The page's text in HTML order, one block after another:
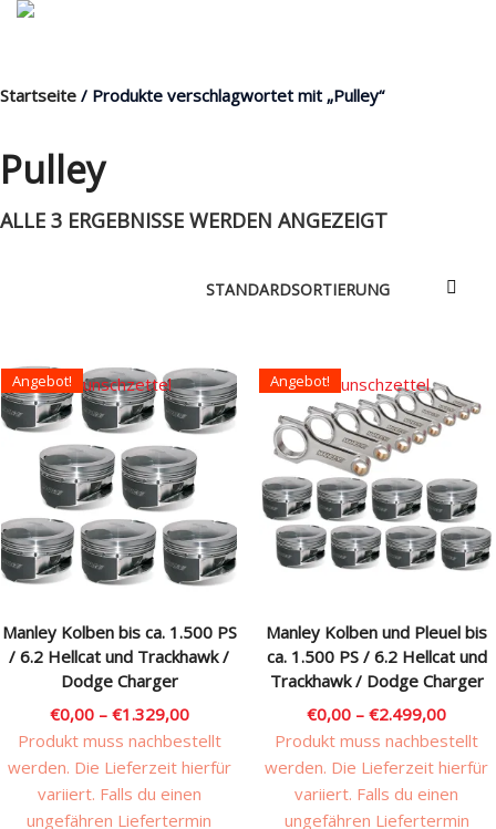
Products
Nach Baugruppen
Wunschliste
Blog
Rechtliches & Service
Startseite / Produkte verschlagwortet mit „Pulley“
Pulley
ALLE 3 ERGEBNISSE WERDEN ANGEZEIGT
Angebot!
Manley Kolben bis ca. 1.500 PS
/ 6.2 Hellcat und Trackhawk /
Dodge Charger
€0,00– €1.329,00
Produkt muss nachbestellt
werden. Die Lieferzeit hierfür
variiert. Falls du einen
ungefähren Liefertermin
Auf den Wunschzettel Angebot!
Manley Kolben und Pleuel bis
ca. 1.500 PS / 6.2 Hellcat und
Trackhawk / Dodge Charger
€0,00 –€2.499,00
Produkt muss nachbestellt
werden. Die Lieferzeit hierfür
variiert. Falls du einen
ungefähren Liefertermin
Auf den Wunschzettel